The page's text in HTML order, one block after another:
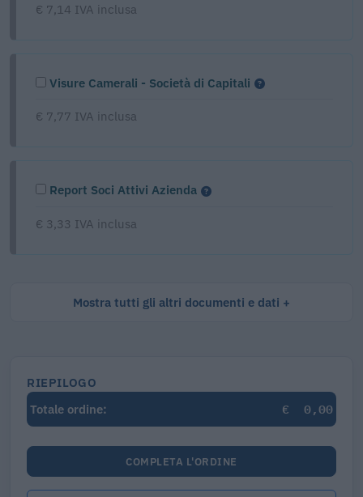
€ 7,14 IVA inclusa
Visure Camerali - Società di Capitali
€ 7,77 IVA inclusa
Report Soci Attivi Azienda
€ 3,33 IVA inclusa
Mostra tutti gli altri documenti e dati
RIEPILOGO
Totale ordine:
€ 0,00
COMPLETA L'ORDINE